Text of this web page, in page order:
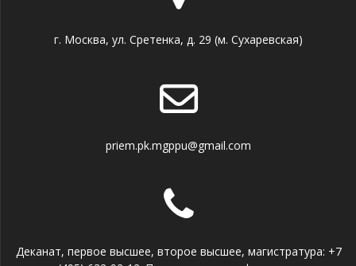
г. Москва, ул. Сретенка, д. 29 (м. Сухаревская)
priem.pk.mgppu@gmail.com
Деканат, первое высшее, второе высшее, магистратура: +7